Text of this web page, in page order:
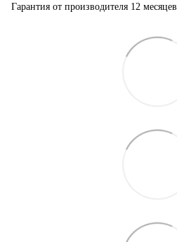
Гарантия от производителя 12 месяцев